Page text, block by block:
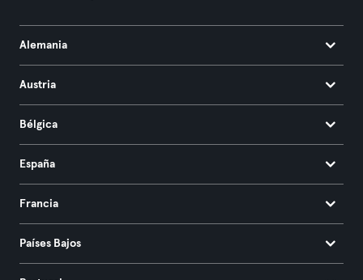
Alemania
Austria
Bélgica
España
Francia
Países Bajos